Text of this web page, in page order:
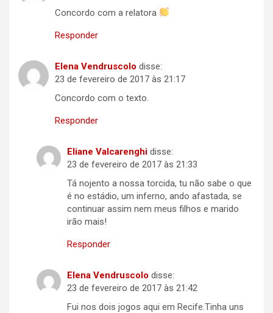
Concordo com a relatora
Responder
Elena Vendruscolo disse:
23 de fevereiro de 2017 às 21:17
Concordo com o texto.
Responder
Eliane Valcarenghi disse:
23 de fevereiro de 2017 às 21:33
Tá nojento a nossa torcida, tu não sabe o que
é no estádio, um inferno, ando afastada, se
continuar assim nem meus filhos e marido
irão mais!
Responder
Elena Vendruscolo disse:
23 de fevereiro de 2017 às 21:42
Fui nos dois jogos aqui em Recife.Tinha uns